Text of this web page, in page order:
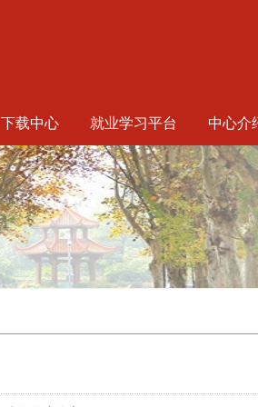
下载中心 就业学习平台 中心介